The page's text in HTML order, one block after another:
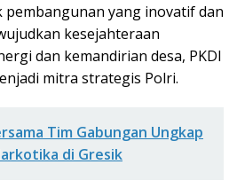
yang inovatif dan
kesejahteraan
dan kemandirian desa, PKDI
mitra strategis Polri.
Tim Gabungan Ungkap
di Gresik